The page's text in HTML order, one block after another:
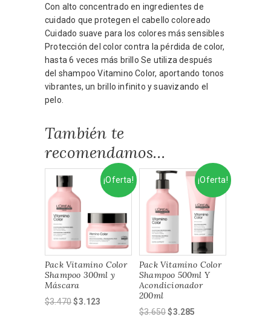
Con alto concentrado en ingredientes de
cuidado que protegen el cabello coloreado
Cuidado suave para los colores más sensibles
Protección del color contra la pérdida de color,
hasta 6 veces más brillo Se utiliza después
del shampoo Vitamino Color, aportando tonos
vibrantes, un brillo infinito y suavizando el
pelo.
También te
recomendamos…
¡Oferta!
Pack Vitamino Color
Shampoo 300ml y
Máscara
$3.470El
$3.123
¡Oferta!
Pack Vitamino Color
Shampoo 500ml Y
Acondicionador
200ml
$3.650El
$3.285